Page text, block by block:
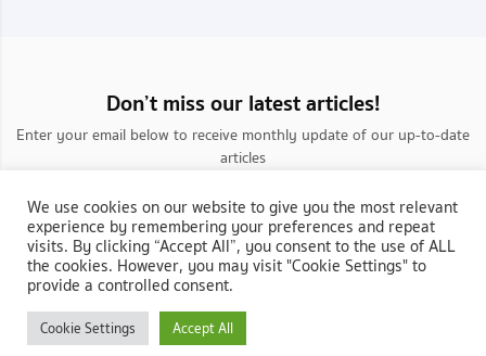
Don’t miss our latest articles!
Enter your email below to receive monthly update of our up-to-date
articles
กลับสู่ NocNoc.com
We use cookies on our website to give you the most relevant
experience by remembering your preferences and repeat
visits. By clicking “Accept All”, you consent to the use of ALL
the cookies. However, you may visit "Cookie Settings" to
provide a controlled consent.
Cookie Settings Accept All